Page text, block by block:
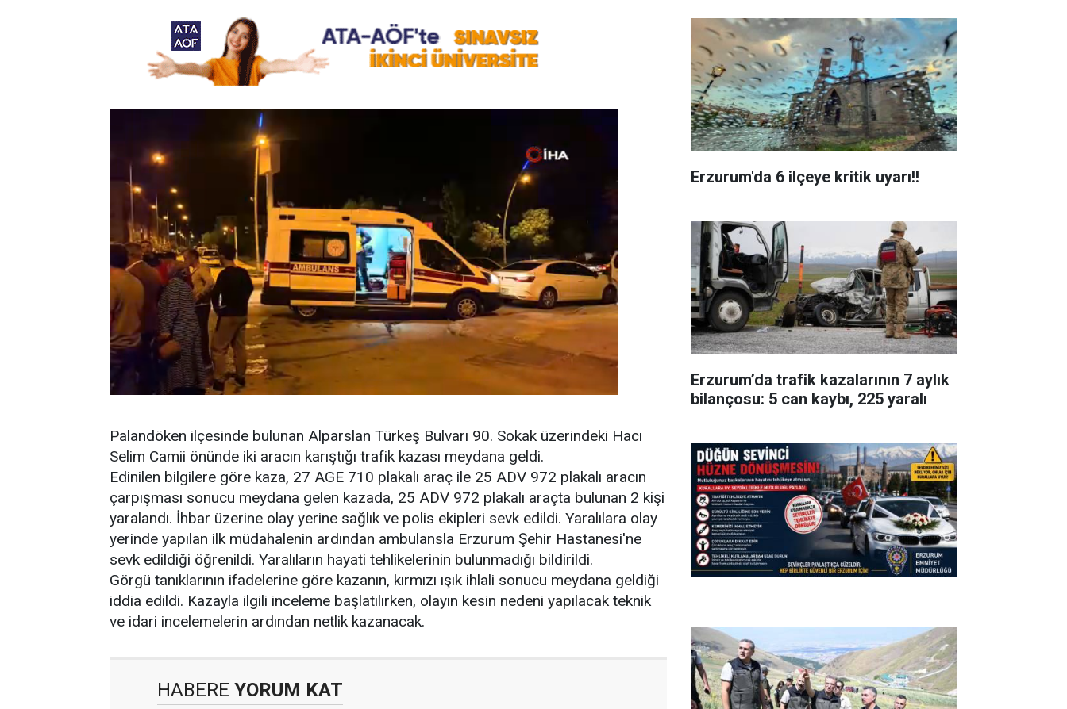
Palandöken ilçesinde bulunan Alparslan Türkeş Bulvarı 90. Sokak üzerindeki Hacı
Selim Camii önünde iki aracın karıştığı trafik kazası meydana geldi.
Edinilen bilgilere göre kaza, 27 AGE 710 plakalı araç ile 25 ADV 972 plakalı aracın
çarpışması sonucu meydana gelen kazada, 25 ADV 972 plakalı araçta bulunan 2 kişi
yaralandı. İhbar üzerine olay yerine sağlık ve polis ekipleri sevk edildi. Yaralılara olay
yerinde yapılan ilk müdahalenin ardından ambulansla Erzurum Şehir Hastanesi'ne
sevk edildiği öğrenildi. Yaralıların hayati tehlikelerinin bulunmadığı bildirildi.
Görgü tanıklarının ifadelerine göre kazanın, kırmızı ışık ihlali sonucu meydana geldiği
iddia edildi. Kazayla ilgili inceleme başlatılırken, olayın kesin nedeni yapılacak teknik
ve idari incelemelerin ardından netlik kazanacak.
HABERE YORUM KAT
Erzurum'da 6 ilçeye kritik uyarı!!
Erzurum’da trafik kazalarının 7 aylık
bilançosu: 5 can kaybı, 225 yaralı